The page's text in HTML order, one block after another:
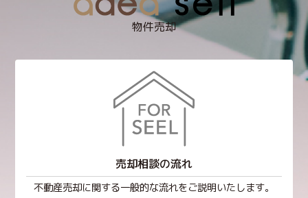
物件売却
売却相談の流れ
不動産売却に関する一般的な流れをご説明いたします。